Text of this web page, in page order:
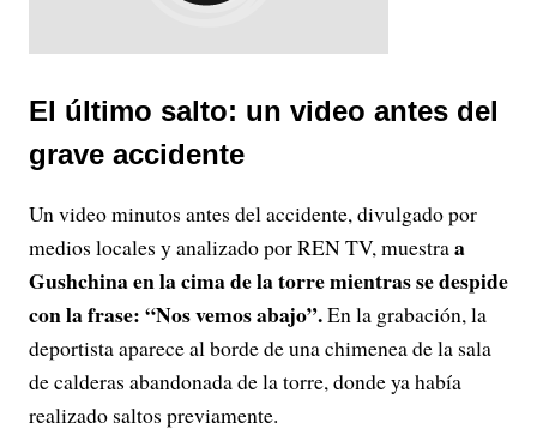
El último salto: un video antes del
grave accidente
Un video minutos antes del accidente, divulgado por
medios locales y analizado por REN TV, muestraa
Gushchina en la cima de la torre mientras se despide
con la frase: “Nos vemos abajo”.En la grabación, la
deportista aparece al borde de una chimenea de la sala
de calderas abandonada de la torre, donde ya había
realizado saltos previamente.